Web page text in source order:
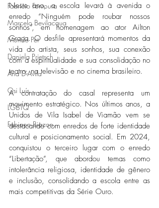
Fabrício Fontoura
Marcelo Bevilacqua
Mundo Pet
Daniela Prietsch
Ana D'Avila
Osi Luís
LGBTQ
Fabiano Biazon
Neste ano, a escola levará à avenida o
enredo “Ninguém pode roubar nossos
sonhos”, em homenagem ao ator Ailton
Graça. O desfile apresentará momentos da
vida do artista, seus sonhos, sua conexão
com a espiritualidade e sua consolidação no
teatro, na televisão e no cinema brasileiro.
A contratação do casal representa um
movimento estratégico. Nos últimos anos, a
Unidos de Vila Isabel de Viamão vem se
destacando com enredos de forte identidade
cultural e posicionamento social. Em 2024,
conquistou o terceiro lugar com o enredo
“Libertação”, que abordou temas como
intolerância religiosa, identidade de gênero
e inclusão, consolidando a escola entre as
mais competitivas da Série Ouro.